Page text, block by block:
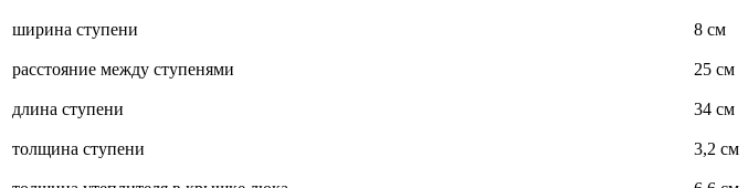
ширина ступени 8 см
расстояние между ступенями 25 см
длина ступени 34 см
толщина ступени 3,2 см